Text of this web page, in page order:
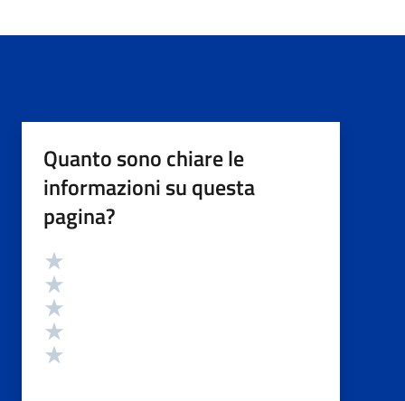
Quanto sono chiare le
informazioni su questa
pagina?
Valutazione